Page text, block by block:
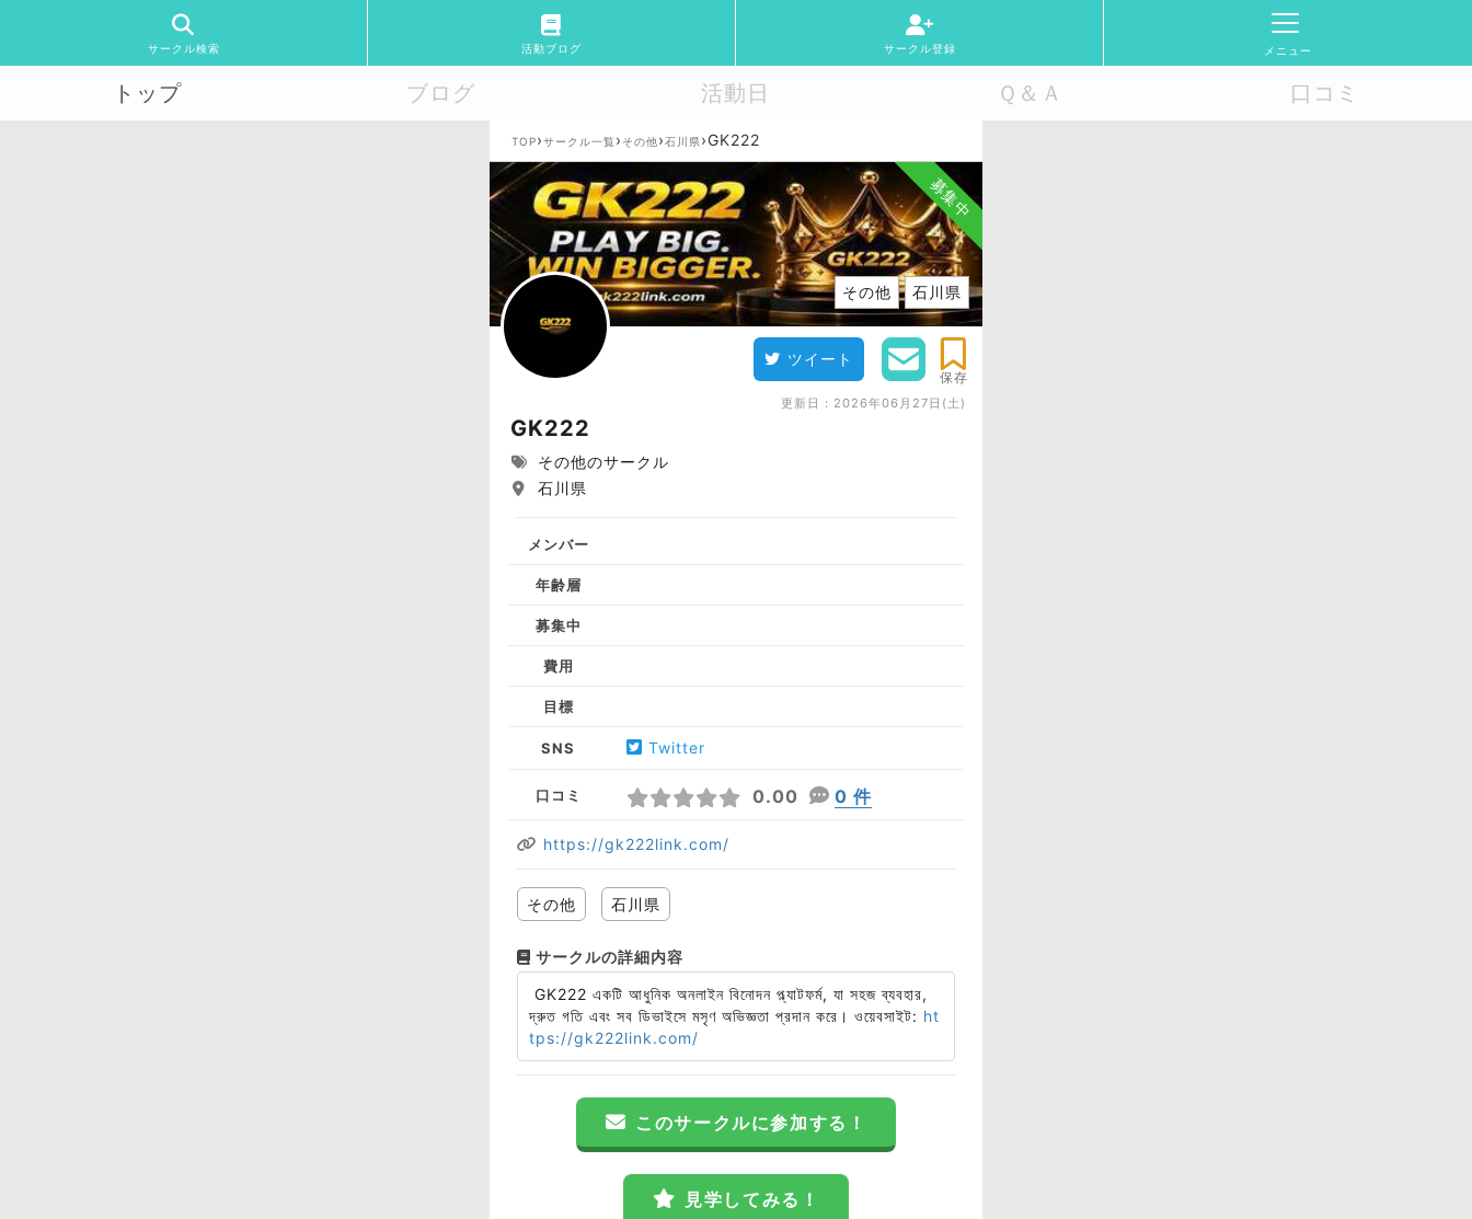
サークル検索 活動ブログ サークル登録 メニュー
トップ ブログ 活動日 Ｑ＆Ａ 口コミ
TOP›サークル一覧 › その他›石川県›GK222
募集中
その他 石川県
ツイート
保存
更新日： 2026年06月27日(土)
GK222
その他のサークル
石川県
メンバー
年齢層
募集中
費用
目標
SNS Twitter
口コミ 0.00 0 件
https://gk222link.com/
その他 石川県
サークルの詳細内容
GK222 একটি আধুনিক অনলাইন বিনোদন প্ল্যাটফর্ম, যা সহজ ব্যবহার,
দ্রুত গতি এবং সব ডিভাইসে মসৃণ অভিজ্ঞতা প্রদান করে। ওয়েবসাইট: ht
tps://gk222link.com/
このサークルに参加する！
見学してみる！